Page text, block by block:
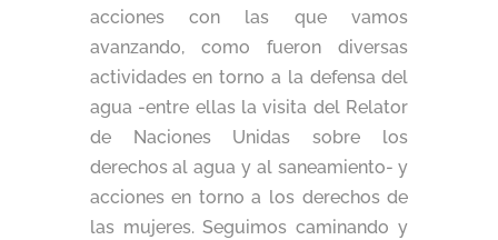
acciones con las que vamos
avanzando, como fueron diversas
actividades en torno a la defensa del
agua -entre ellas la visita del Relator
de Naciones Unidas sobre los
derechos al agua y al saneamiento- y
acciones en torno a los derechos de
las mujeres. Seguimos caminando y